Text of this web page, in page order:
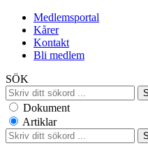
Medlemsportal
Kårer
Kontakt
Bli medlem
SÖK
Dokument
Artiklar